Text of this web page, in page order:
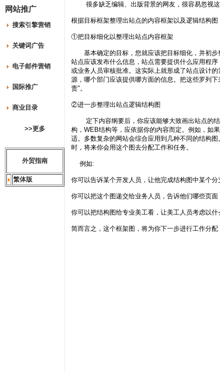
网站推广
搜索引擎营销
关键词广告
电子邮件营销
国际推广
商业目录
>>更多
外贸指南
繁体版
很多缺乏编辑、出版背景的网友，很容易忽视这
根据目标框架整理出站点的内容框架以及逻辑结构图
①把目标细化以整理出站点内容框架
基本确定的目标，您就应该把目标细化，并初步
站点应该发布什么信息，站点需要提供什么应用程
或业务人员审核批准。这实际上就形成了站点设计
源，哪个部门应该提供哪方面的信息。把这些罗列
责"。
②进一步整理出站点逻辑结构图
定下内容纲要后，你应该能够大致画出站点的结
构，WEB结构等，应依据你的内容而定。例如，如
适。多数复杂的网站会综合应用到几种不同的结构
时，将来你会用这个图去分配工作和任务。
例如:
你可以告诉某个开发人员，让他完成结构图中某个分
你可以把这个图递交给业务人员，告诉他们哪些页
你可以把结构图给专业美工看，让美工人员考虑以
简而言之，这个框架图，将为你下一步进行工作分